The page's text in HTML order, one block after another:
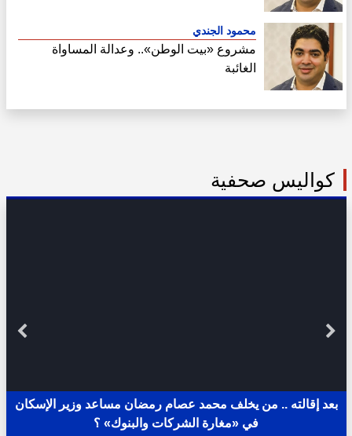
محمود الجندي
مشروع «بيت الوطن».. وعدالة المساواة
الغائبة
كواليس صحفية
بعد إقالته .. من يخلف محمد عصام رمضان مساعد وزير الإسكان
في «مغارة الشركات والبنوك» ؟